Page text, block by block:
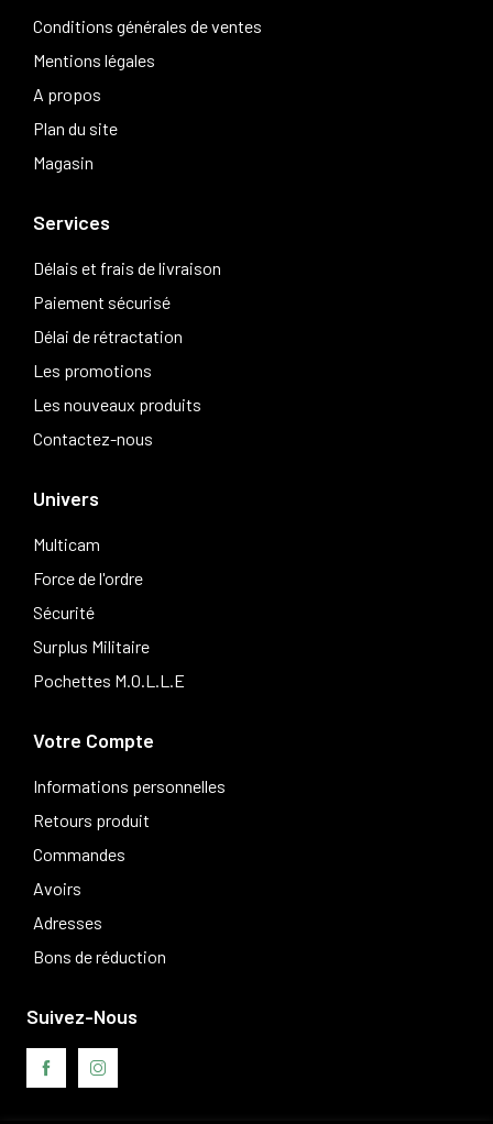
Conditions générales de ventes
Mentions légales
A propos
Plan du site
Magasin
Services
Délais et frais de livraison
Paiement sécurisé
Délai de rétractation
Les promotions
Les nouveaux produits
Contactez-nous
Univers
Multicam
Force de l'ordre
Sécurité
Surplus Militaire
Pochettes M.O.L.L.E
Votre Compte
Informations personnelles
Retours produit
Commandes
Avoirs
Adresses
Bons de réduction
Suivez-Nous